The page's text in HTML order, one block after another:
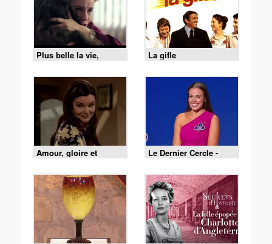
Plus belle la vie,
encore plus belle du
lundi 3 août 2026 -
Episode 640
La gifle
Amour, gloire et
beauté du 4 août 2026
Le Dernier Cercle -
Saison 02 - Emission
04 (Partie 1) du 8 août
2026